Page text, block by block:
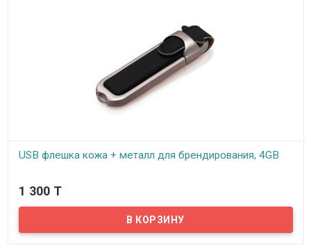
USB флешка кожа + металл для брендирования, 4GB
необычный и солидный корпоративный подарок, кожаная USB
флешка для брендирования будет отличным решением. Это
полезными для получателя и послужат дополнительной
1 300 T